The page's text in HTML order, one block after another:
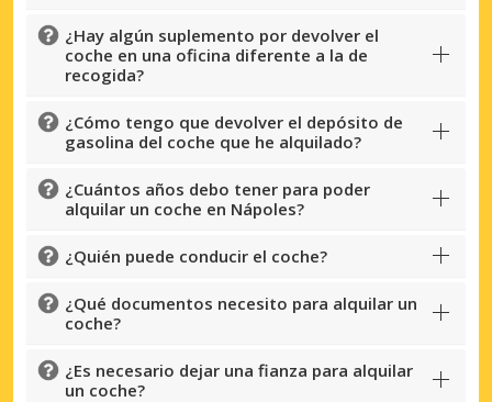
¿Hay algún suplemento por devolver el
coche en una oficina diferente a la de
recogida?
¿Cómo tengo que devolver el depósito de
gasolina del coche que he alquilado?
¿Cuántos años debo tener para poder
alquilar un coche en Nápoles?
¿Quién puede conducir el coche?
¿Qué documentos necesito para alquilar un
coche?
¿Es necesario dejar una fianza para alquilar
un coche?